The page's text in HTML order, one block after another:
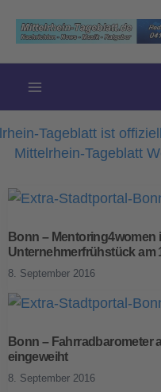
Inhalt
springen
Bonn – Mentoring4women
Unternehmerfrühstück am
8. September 2016
Bonn – Fahrradbarometer
eingeweiht
8. September 2016